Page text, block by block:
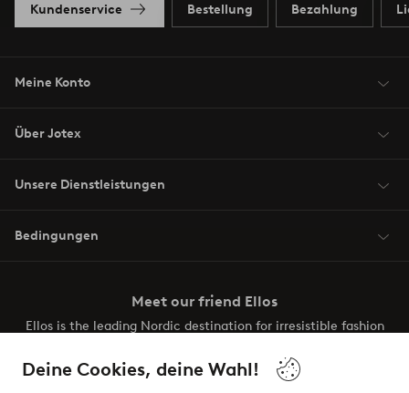
Deine Cookies, deine Wahl!
Kundenservice Bestellung Bezahlung
Meine Konto
Über Jotex
Unsere Dienstleistungen
Bedingungen
Meet our friend Ellos
Ellos is the leading Nordic destination for irresistible fashion
the latest trends, curated to make finding your next look
effortless. It’s all here.